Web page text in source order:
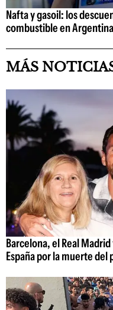
Nafta y gasoil: los
combustible en Argentina
MÁS
Barcelona, el Real
España por la muerte del